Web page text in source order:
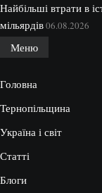
Найбільші втрати в
мільярдів06.08.2026
Меню
Головна
Тернопільщина
Україна і світ
Статті
Блоги